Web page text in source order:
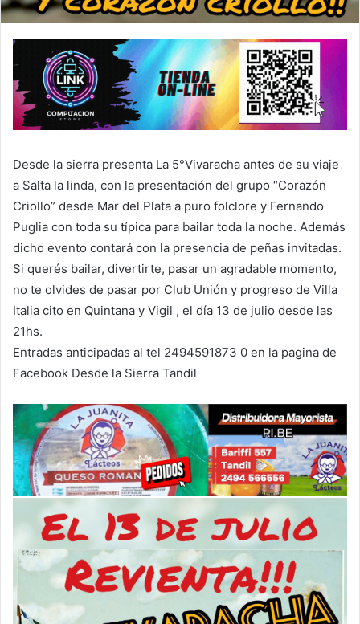
Desde la sierra presenta La 5°Vivaracha antes de su viaje
a Salta la linda, con la presentación del grupo “Corazón
Criollo” desde Mar del Plata a puro folclore y Fernando
Puglia con toda su típica para bailar toda la noche. Además
dicho evento contará con la presencia de peñas invitadas.
Si querés bailar, divertirte, pasar un agradable momento,
no te olvides de pasar por Club Unión y progreso de Villa
Italia cito en Quintana y Vigil , el día 13 de julio desde las
21hs.
Entradas anticipadas al tel 2494591873 0 en la pagina de
Facebook Desde la Sierra Tandil